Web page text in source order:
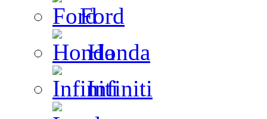
Ford
Honda
Infiniti